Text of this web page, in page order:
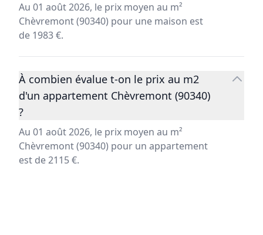
Au 01 août 2026, le prix moyen au m²
Chèvremont (90340) pour une maison est
de 1983 €.
À combien évalue t-on le prix au m2
d'un appartement Chèvremont (90340)
?
Au 01 août 2026, le prix moyen au m²
Chèvremont (90340) pour un appartement
est de 2115 €.